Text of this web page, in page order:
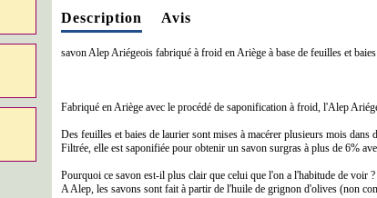
Description Avis
savon Alep Ariégeois fabriqué à froid en Ariège à base de feuilles et
Fabriqué en Ariège avec le procédé de saponification à froid, l'Alep
Des feuilles et baies de laurier sont mises à macérer plusieurs mois dans
Filtrée, elle est saponifiée pour obtenir un savon surgras à plus de 6%
Pourquoi ce savon est-il plus clair que celui que l'on a l'habitude de voir
A Alep, les savons sont fait à partir de l'huile de grignon d'olives (non